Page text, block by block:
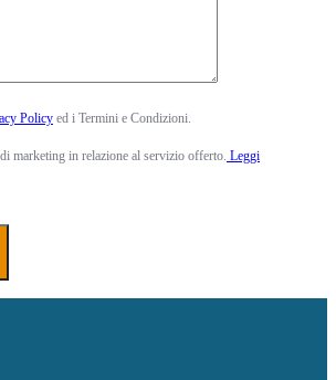
Policy ed i Termini e Condizioni.
marketing in relazione al servizio offerto. Leggi